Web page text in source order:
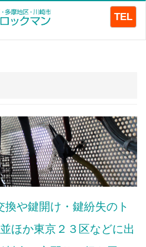
TEL
換や鍵開け・鍵紛失のト
ほか東京２３区などに出